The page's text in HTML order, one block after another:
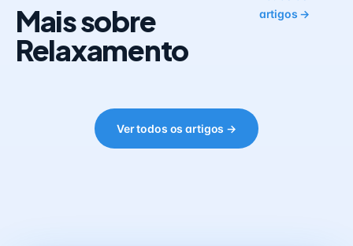
Mais sobre
Relaxamento
artigos →
Ver todos os artigos →